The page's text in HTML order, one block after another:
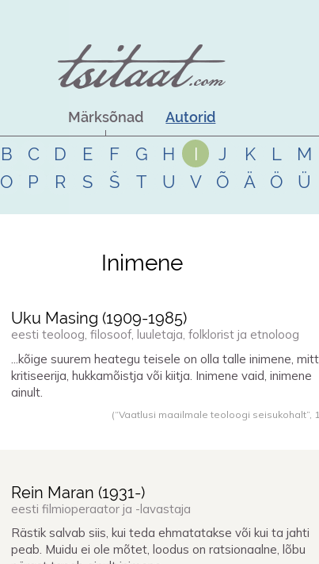
Märksõnad Autorid
B C D E F G H I J K L
M
O P R S Š T U V Õ Ä Ö Ü
Inimene
Uku Masing (1909-1985)
eesti teoloog, filosoof, luuletaja, folklorist ja etnoloog
...kõige suurem heategu teisele on olla talle inimene,
kritiseerija, hukkamõistja või kiitja. Inimene vaid, inimene
ainult.
(“Vaatlusi maailmale teoloogi seisukohalt”,
Rein Maran (1931-)
eesti filmioperaator ja -lavastaja
Rästik salvab siis, kui teda ehmatatakse või kui ta jahti
peab. Muidu ei ole mõtet, loodus on ratsionaalne, lõbu